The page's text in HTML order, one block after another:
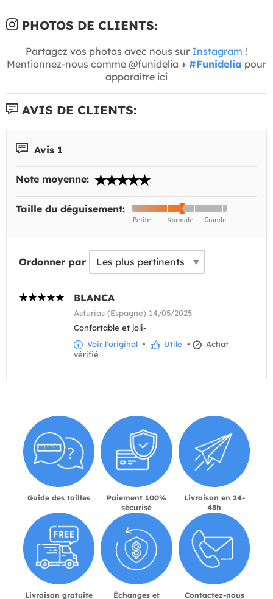
PHOTOS DE CLIENTS:
Partagez vos photos avec nous sur Instagram !
Mentionnez-nous comme @funidelia + #Funidelia pour
apparaître ici
AVIS DE CLIENTS:
Avis 1
Note moyenne:
Taille du déguisement:
Ordonner par
BLANCA
Asturias (Espagne) 14/05/2025
Confortable et joli-
Voir l'original • Utile •
Achat
vérifié
Guide des tailles
Paiement 100%
sécurisé
Livraison en 24-
48h
Livraison gratuite
Échanges et
Contactez-nous